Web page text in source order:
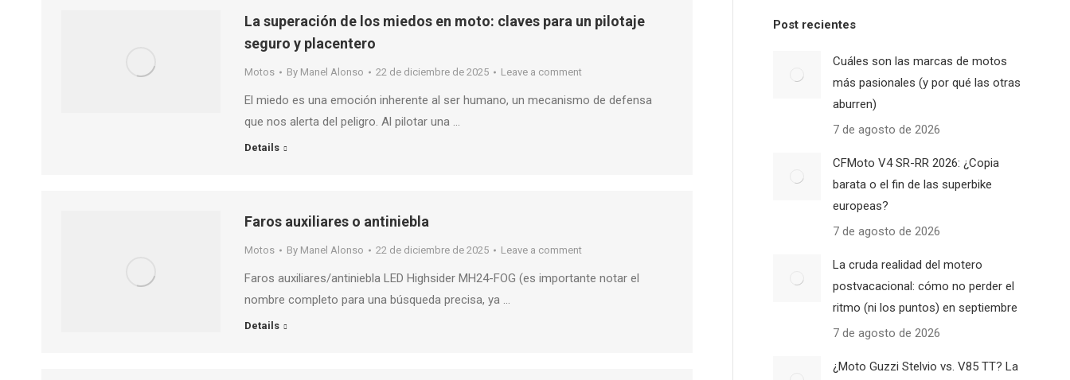
La superación de los miedos en moto: claves para un pilotaje
seguro y placentero
Motos By Manel Alonso 22 de diciembre de 2025 Leave a comment
El miedo es una emoción inherente al ser humano, un mecanismo de defensa
que nos alerta del peligro. Al pilotar una …
Details
Faros auxiliares o antiniebla
Motos By Manel Alonso 22 de diciembre de 2025 Leave a comment
Faros auxiliares/antiniebla LED Highsider MH24-FOG (es importante notar el
nombre completo para una búsqueda precisa, ya …
Details
Post recientes
Cuáles son las marcas de motos
más pasionales (y por qué las otras
aburren)
7 de agosto de 2026
CFMoto V4 SR-RR 2026: ¿Copia
barata o el fin de las superbike
europeas?
7 de agosto de 2026
La cruda realidad del motero
postvacacional: cómo no perder el
ritmo (ni los puntos) en septiembre
7 de agosto de 2026
¿Moto Guzzi Stelvio vs. V85 TT? La